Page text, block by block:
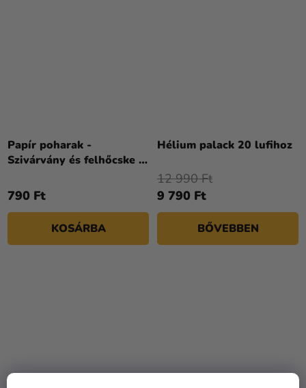
Papír poharak -
Szivárvány és felhőcske 8
790 Ft
KOSÁRBA
Hélium palack 20 lufihoz
9 790 Ft
12 990 Ft
BŐVEBBEN